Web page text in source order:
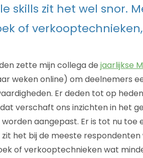
skills zit het wel snor.
of
zette mijn collega de jaarlijkse
weken online) om deelnemers
Er deden tot op
verschaft ons inzichten in het
aangepast. Er is tot nu toe
het bij de meeste
of verkooptechnieken wat